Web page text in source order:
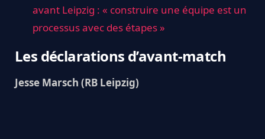
avant Leipzig : « construire une équipe est un
processus avec des étapes »
Les déclarations d’avant-match
Jesse Marsch (RB Leipzig)